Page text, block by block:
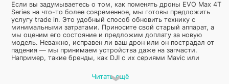
Если вы задумываетесь о том, как поменять дроны EVO Max 4T
Series на что-то более современное, мы готовы предложить
услугу trade in. Это удобный способ обновить технику с
минимальными затратами. Приносите свой старый аппарат, а
мы оценим его состояние и предложим доплату за новую
модель. Неважно, исправен ли ваш дрон или он пострадал от
падения — мы принимаем устройства даже на запчасти.
Например, такие бренды, как DJI с их сериями Mavic или
сдать у нас на выгодных условиях.
Читать ещё